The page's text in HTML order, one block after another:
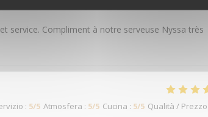
service. Compliment à notre serveuse Nyssa très
: 5/5 Atmosfera : 5/5 Cucina : 5/5 Qualità / Prezzo